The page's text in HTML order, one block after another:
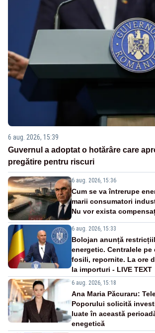
6 aug. 2026, 15:39
Guvernul a adoptat o hotărâre care
pregătire pentru riscuri
6 aug. 2026, 15:36
Cum se va întrerupe
marii consumatori
Nu vor exista
6 aug. 2026, 15:33
Bolojan anunță
energetic. Centralele
fosili, repornite. La ore
la importuri - LIVE TEXT
6 aug. 2026, 15:18
Ana Maria Păcuraru:
Poporului solicită
luate în această
enegetică